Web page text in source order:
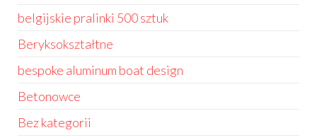
belgijskie pralinki 500 sztuk
Beryksokształtne
bespoke aluminum boat design
Betonowce
Bez kategorii